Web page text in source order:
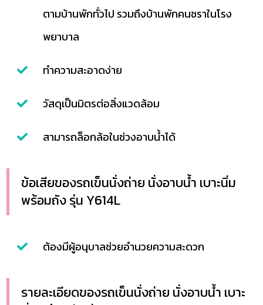
ตามบ้านพักทั่วไป รวมถึงบ้านพักคนชราในโรง
พยาบาล
ทำความสะอาดง่าย
วัสดุเป็นมิตรต่อสิ่งแวดล้อม
สามารถล็อกล้อในช่วงอาบน้ำได้
ข้อเสียของรถเข็นนั่งถ่าย นั่งอาบน้ำ เบาะนิ่ม
พร้อมถัง รุ่น Y614L
ต้องมีผู้อนุบาลช่วยอำนวยความสะดวก
รายละเอียดของรถเข็นนั่งถ่าย นั่งอาบน้ำ เบาะ